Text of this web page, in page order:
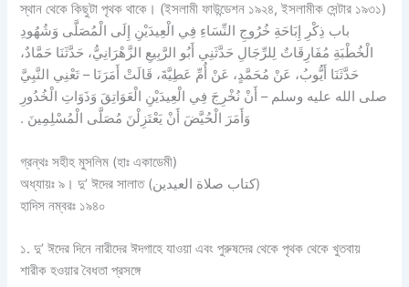
স্থান থেকে কিছুটা পৃথক থাকে। (ইসলামী ফাউন্ডেশন ১৯২৪, ইসলামীক সেন্টার ১৯৩১)
باب ذِكْرِ إِبَاحَةِ خُرُوجِ النِّسَاءِ فِي الْعِيدَيْنِ إِلَى الْمُصَلَّى وَشُهُودِ
الْخُطْبَةِ مُفَارِقَاتٌ لِلرِّجَالِ حَدَّثَنِي أَبُو الرَّبِيعِ الزَّهْرَانِيُّ، حَدَّثَنَا حَمَّادٌ،
حَدَّثَنَا أَيُّوبُ، عَنْ مُحَمَّدٍ، عَنْ أُمِّ عَطِيَّةَ، قَالَتْ أَمَرَنَا – تَعْنِي النَّبِيَّ
صلى الله عليه وسلم – أَنْ نُخْرِجَ فِي الْعِيدَيْنِ الْعَوَاتِقَ وَذَوَاتِ الْخُدُورِ
وَأَمَرَ الْحُيَّضَ أَنْ يَعْتَزِلْنَ مُصَلَّى الْمُسْلِمِينَ ‏.‏
গ্রন্থঃ সহীহ মুসলিম (হাঃ একাডেমী)
অধ্যায়ঃ ৯। দু’ ঈদের সালাত (كتاب صلاة العيدين)
হাদিস নম্বরঃ ১৯৪০
১. দু’ ঈদের দিনে নারীদের ঈদগাহে যাওয়া এবং পুরুষদের থেকে পৃথক থেকে খুতবায়
শারীক হওয়ার বৈধতা প্রসঙ্গে